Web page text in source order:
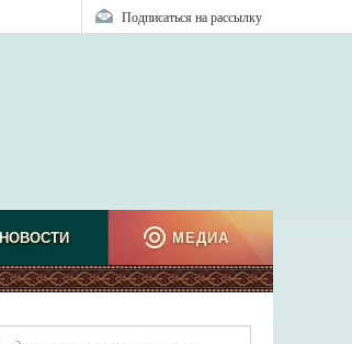
Подписаться на рассылку
НОВОСТИ МЕДИА